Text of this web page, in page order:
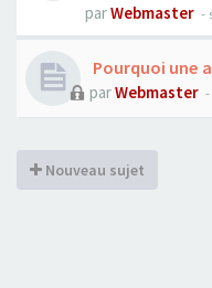
parWebmaster -
Pourquoi une
parWebmaster
Nouveau sujet